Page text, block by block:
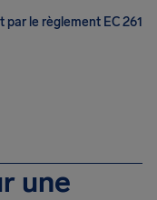
par le règlement EC 261
une